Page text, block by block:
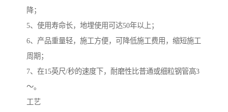
降；
5、使用寿命长，地埋使用可达50年以上；
6、产品重量轻，施工方便，可降低施工费用，缩短施工
周期；
7、在15英尺/秒的速度下，耐磨性比普通或细粒钢管高3
～。
工艺